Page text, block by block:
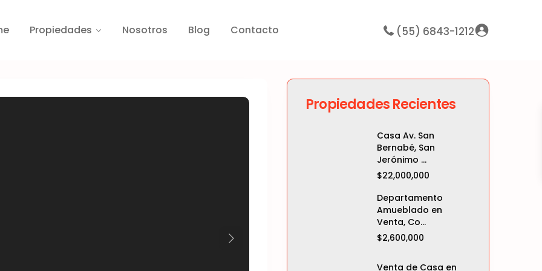
Propiedades Nosotros Blog Contacto (55) 6843-1212
Next
Propiedades Recientes
Casa Av. San
Bernabé, San
Jerónimo ...
$22,000,000
Departamento
Amueblado en
Venta, Co...
$2,600,000
Venta de Casa en